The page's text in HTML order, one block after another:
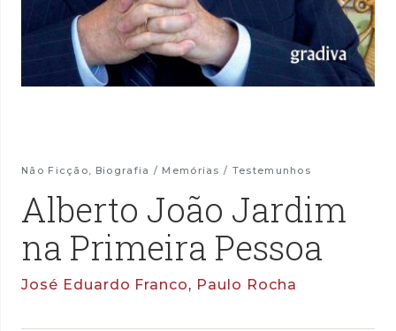
Não Ficção, Biografia / Memórias / Testemunhos
Alberto João Jardim
na Primeira Pessoa
José Eduardo Franco, Paulo Rocha